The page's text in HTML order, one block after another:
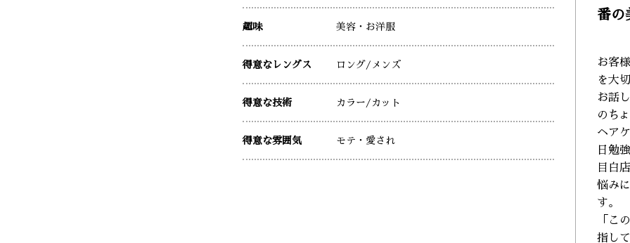
趣味 美容・お洋服
得意なレングス ロング/メンズ
得意な技術 カラー /カット
得意な雰囲気 モテ・愛され
番の
お客
を大
お話
のち
ヘア
日勉
目白
悩み
す。
「こ
指し